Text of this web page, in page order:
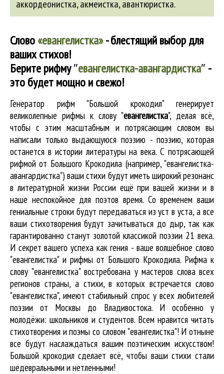
аккордеонистка,акмеистка,авантюристка.
Слово«евангелистка»- блестящий выбор для
ваших стихов!
Берите рифму″евангелистка-авангардистка″ -
это будет мощно и свежо!
Генератор рифм "Большой крокодил" генерирует
великолепные рифмы к слову "евангелистка", делая всё,
чтобы с этим масштабным и потрясающим словом вы
написали только выдающуюся поэзию - поэзию, которая
останется в истории литературы на века. С потрясающей
рифмой от Большого Крокодила (например, "евангелистка-
авангардистка") ваши стихи будут иметь широкий резонанс
в литературной жизни России ещё при вашей жизни и в
наше неспокойное для поэтов время. Со временем ваши
гениальные строки будут передаваться из уст в уста, а все
ваши стихотворения будут зачитываться до дыр, так как
гарантированно станут золотой классикой поэзии 21 века.
И секрет вашего успеха как гения - ваше волшебное слово
"евангелистка" и рифмы от Большого Крокодила. Рифма к
слову "евангелистка" востребована у мастеров слова всех
регионов страны, а стихи, в которых встречается слово
"евангелистка", имеют стабильный спрос у всех любителей
поэзии от Москвы до Владивостока. И особенно у
молодёжи: школьников и студентов. Всем нравится читать
стихотворения и поэмы со словом "евангелистка"! И отныне
все будут наслаждаться вашим поэтическим искусством!
Большой крокодил cделает всё, чтобы ваши стихи стали
шедевральными и нетленными!